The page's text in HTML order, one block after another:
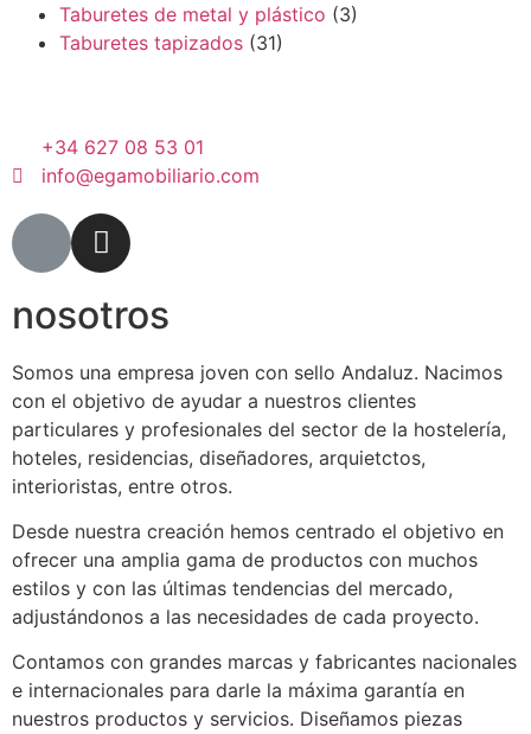
Taburetes de metal y plástico (3)
Taburetes tapizados (31)
+34 627 08 53 01
info@egamobiliario.com
nosotros
Somos una empresa joven con sello Andaluz. Nacimos
con el objetivo de ayudar a nuestros clientes
particulares y profesionales del sector de la hostelería,
hoteles, residencias, diseñadores, arquietctos,
interioristas, entre otros.
Desde nuestra creación hemos centrado el objetivo en
ofrecer una amplia gama de productos con muchos
estilos y con las últimas tendencias del mercado,
adjustándonos a las necesidades de cada proyecto.
Contamos con grandes marcas y fabricantes nacionales
e internacionales para darle la máxima garantía en
nuestros productos y servicios. Diseñamos piezas